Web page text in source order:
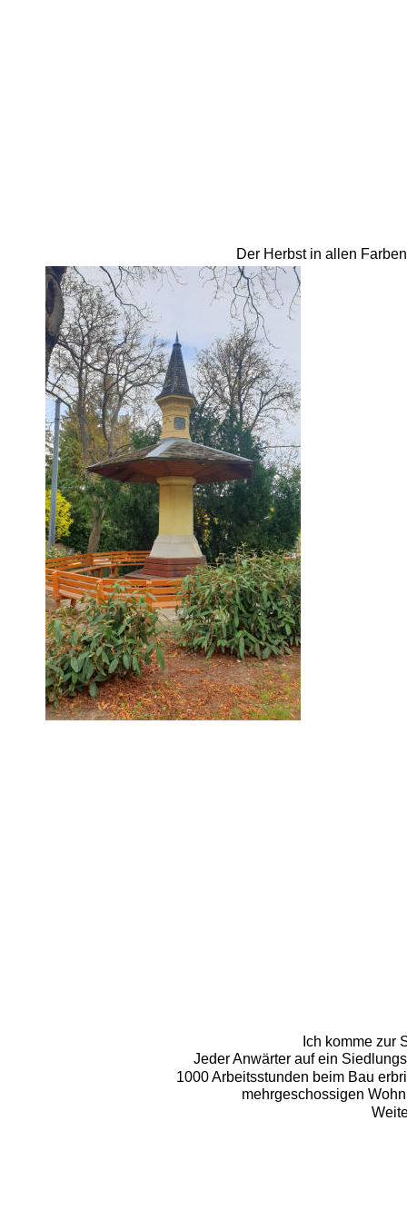
Der Herbst in allen
Ich komme zur
Jeder Anwärter auf ein
1000 Arbeitsstunden beim Bau
mehrgeschossigen